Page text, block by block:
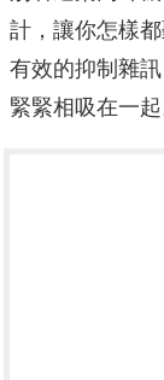
計，讓你怎樣
有效的抑制雜
緊緊相吸在一起